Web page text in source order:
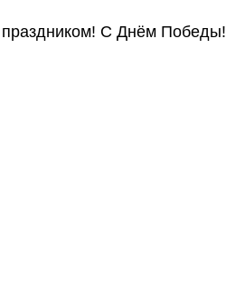
С Днём Победы!